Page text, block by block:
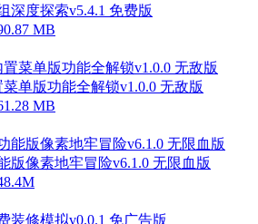
深度探索v5.4.1 免费版
MB
单版功能全解锁v1.0.0 无敌版
MB
版像素地牢冒险v6.1.0 无限血版